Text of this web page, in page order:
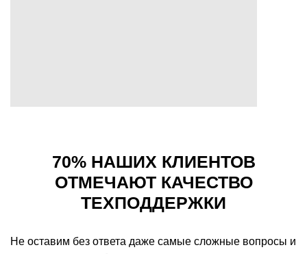
70% НАШИХ КЛИЕНТОВ
ОТМЕЧАЮТ КАЧЕСТВО
ТЕХПОДДЕРЖКИ
Не оставим без ответа даже самые сложные вопросы и